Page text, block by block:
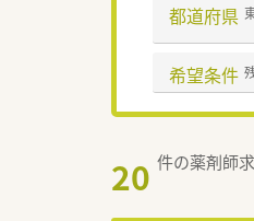
都道府県
希望条件
20 件の薬剤師